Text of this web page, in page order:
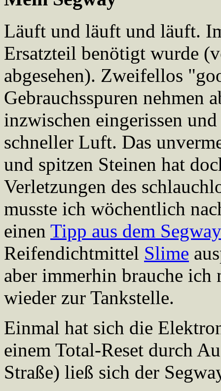
Läuft und läuft und läuft.
Ersatzteil benötigt wurde
abgesehen). Zweifellos
Gebrauchsspuren nehmen
inzwischen eingerissen
schneller Luft. Das
und spitzen Steinen hat
Verletzungen des
musste ich wöchentlich
einen Tipp aus dem
Reifendichtmittel Slime
aber immerhin brauche ich
wieder zur Tankstelle.
Einmal hat sich die
einem Total-Reset durch
Straße) ließ sich der